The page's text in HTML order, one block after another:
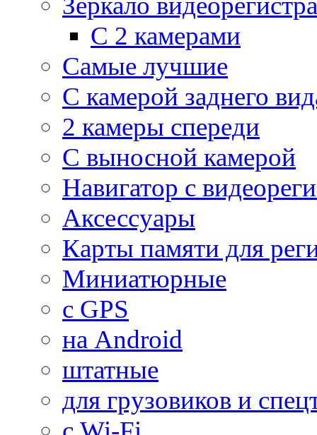
С 2 камерами
Самые лучшие
С камерой заднего
2 камеры спереди
С выносной камерой
Навигатор с
Аксессуары
Карты памяти для
Миниатюрные
с GPS
на Android
штатные
для грузовиков и